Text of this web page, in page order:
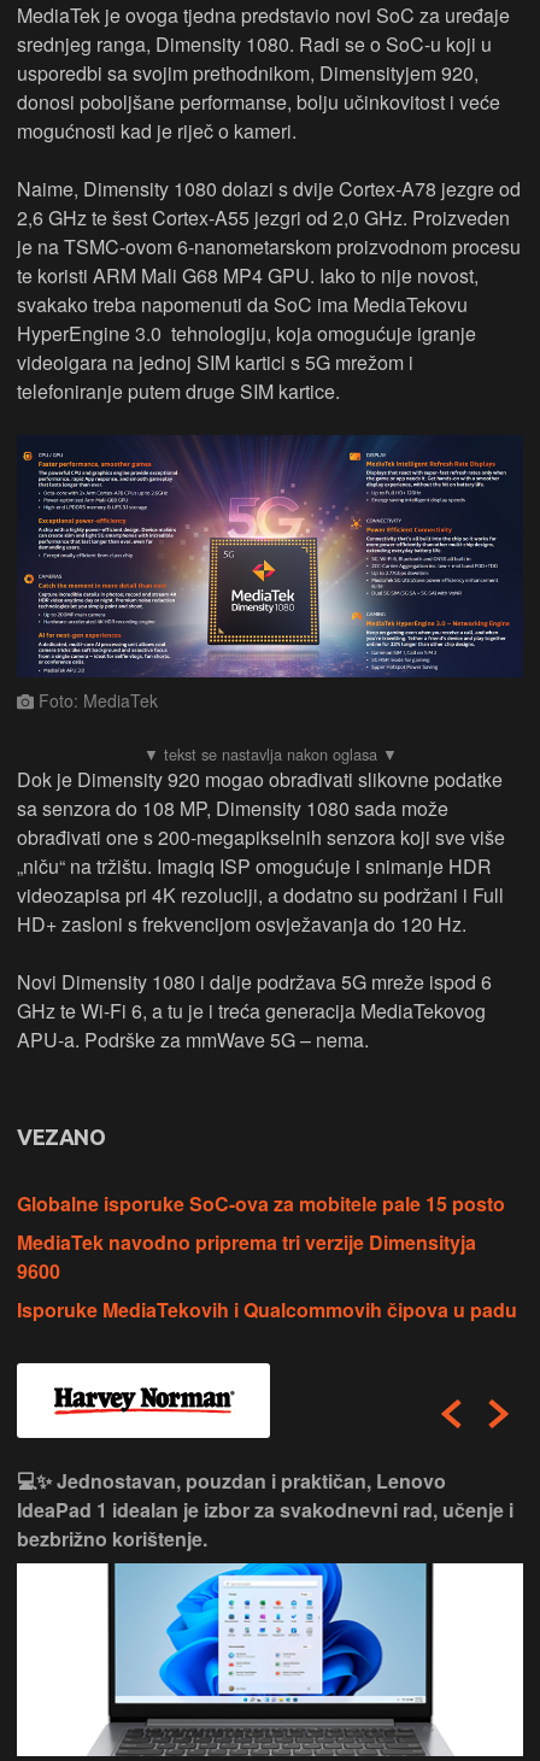
MediaTek je ovoga tjedna predstavio novi SoC za uređaje
srednjeg ranga, Dimensity 1080. Radi se o SoC-u koji u
usporedbi sa svojim prethodnikom, Dimensityjem 920,
donosi poboljšane performanse, bolju učinkovitost i veće
mogućnosti kad je riječ o kameri.
Naime, Dimensity 1080 dolazi s dvije Cortex-A78 jezgre od
2,6 GHz te šest Cortex-A55 jezgri od 2,0 GHz. Proizveden
je na TSMC-ovom 6-nanometarskom proizvodnom procesu
te koristi ARM Mali G68 MP4 GPU. Iako to nije novost,
svakako treba napomenuti da SoC ima MediaTekovu
HyperEngine 3.0 tehnologiju, koja omogućuje igranje
videoigara na jednoj SIM kartici s 5G mrežom i
telefoniranje putem druge SIM kartice.
Foto: MediaTek
Dok je Dimensity 920 mogao obrađivati slikovne podatke
sa senzora do 108 MP, Dimensity 1080 sada može
obrađivati one s 200-megapikselnih senzora koji sve više
„niču“ na tržištu. Imagiq ISP omogućuje i snimanje HDR
videozapisa pri 4K rezoluciji, a dodatno su podržani i Full
HD+ zasloni s frekvencijom osvježavanja do 120 Hz.
Novi Dimensity 1080 i dalje podržava 5G mreže ispod 6
GHz te Wi-Fi 6, a tu je i treća generacija MediaTekovog
APU-a. Podrške za mmWave 5G – nema.
VEZANO
Globalne isporuke SoC-ova za mobitele pale 15 posto
MediaTek navodno priprema tri verzije Dimensityja
9600
Isporuke MediaTekovih i Qualcommovih čipova u padu
💻✨ Jednostavan, pouzdan i praktičan, Lenovo
IdeaPad 1 idealan je izbor za svakodnevni rad, učenje i
bezbrižno korištenje.